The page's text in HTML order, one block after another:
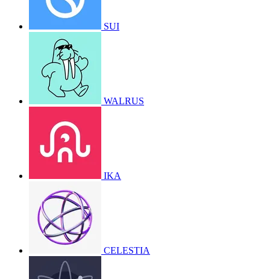
SUI
WALRUS
IKA
CELESTIA